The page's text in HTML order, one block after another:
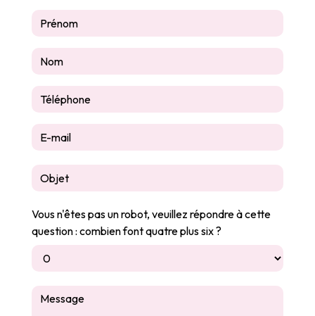
Vous n'êtes pas un robot, veuillez répondre à cette
question : combien font quatre plus six ?